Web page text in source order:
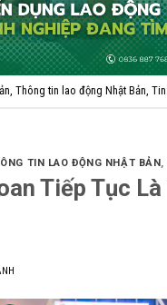
, Thông tin lao động Nhật Bản,
TIN LAO ĐỘNG NHẬT BẢN,
Tiếp Tục